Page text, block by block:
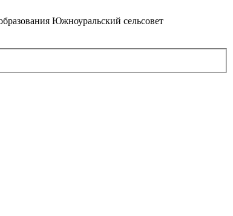
Южноуральский сельсовет